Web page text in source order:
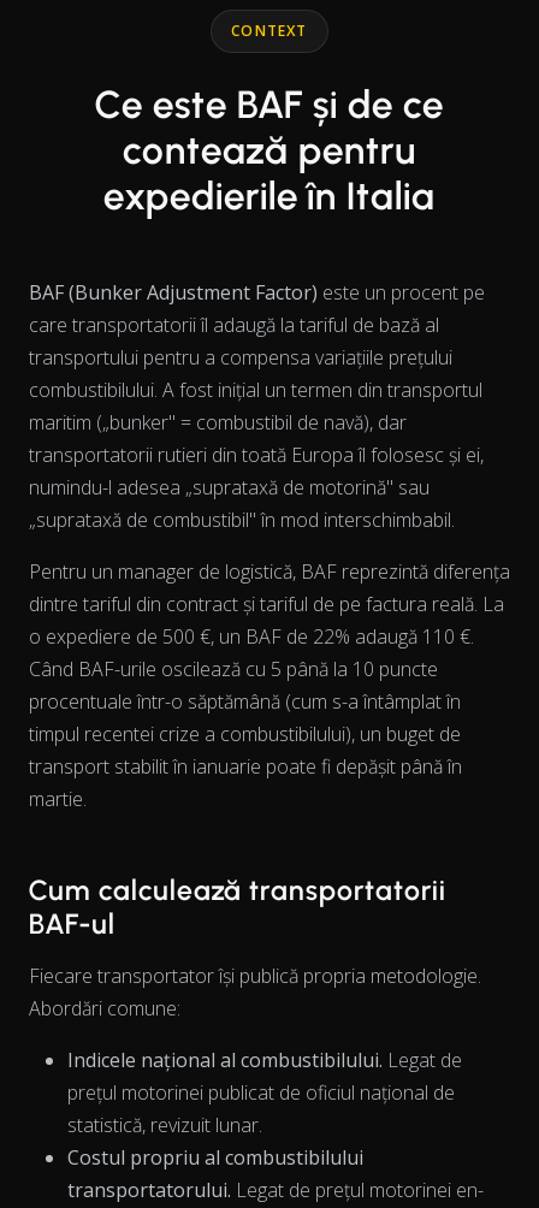
Line chart with 2 lines.
View as data table, Chart
CONTEXT
Ce este BAF și de ce
contează pentru
expedierile în Italia
BAF (Bunker Adjustment Factor) este un procent pe
care transportatorii îl adaugă la tariful de bază al
transportului pentru a compensa variațiile prețului
combustibilului. A fost inițial un termen din transportul
maritim („bunker" = combustibil de navă), dar
transportatorii rutieri din toată Europa îl folosesc și ei,
numindu-l adesea „suprataxă de motorină" sau
„suprataxă de combustibil" în mod interschimbabil.
Pentru un manager de logistică, BAF reprezintă diferența
dintre tariful din contract și tariful de pe factura reală. La
o expediere de 500 €, un BAF de 22% adaugă 110 €.
Când BAF-urile oscilează cu 5 până la 10 puncte
procentuale într-o săptămână (cum s-a întâmplat în
timpul recentei crize a combustibilului), un buget de
transport stabilit în ianuarie poate fi depășit până în
martie.
Cum calculează transportatorii
BAF-ul
Fiecare transportator își publică propria metodologie.
Abordări comune:
Indicele național al combustibilului. Legat de
prețul motorinei publicat de oficiul național de
statistică, revizuit lunar.
Costul propriu al combustibilului
transportatorului. Legat de prețul motorinei en-